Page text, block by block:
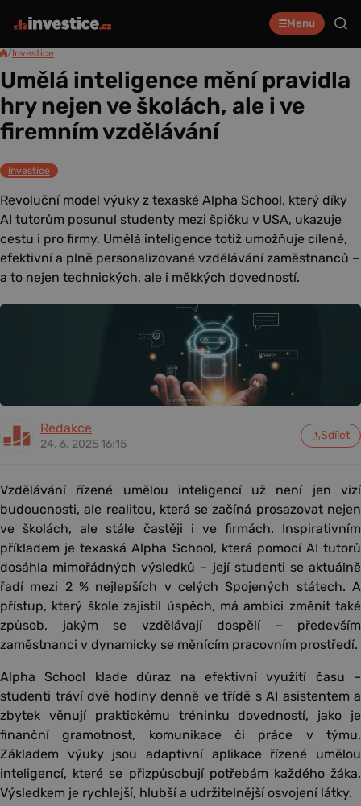
Menu
/Investice
Umělá inteligence mění pravidla
hry nejen ve školách, ale i ve
firemním vzdělávání
Investice
Revoluční model výuky z texaské Alpha School, který díky
AI tutorům posunul studenty mezi špičku v USA, ukazuje
cestu i pro firmy. Umělá inteligence totiž umožňuje cílené,
efektivní a plně personalizované vzdělávání zaměstnanců –
a to nejen technických, ale i měkkých dovedností.
Redakce
24. 6. 2025 16:15
Sdílet
Vzdělávání řízené umělou inteligencí už není jen vizí
budoucnosti, ale realitou, která se začíná prosazovat nejen
ve školách, ale stále častěji i ve firmách. Inspirativním
příkladem je texaská Alpha School, která pomocí AI tutorů
dosáhla mimořádných výsledků – její studenti se aktuálně
řadí mezi 2 % nejlepších v celých Spojených státech. A
přístup, který škole zajistil úspěch, má ambici změnit také
způsob, jakým se vzdělávají dospělí – především
zaměstnanci v dynamicky se měnícím pracovním prostředí.
Alpha School klade důraz na efektivní využití času –
studenti tráví dvě hodiny denně ve třídě s AI asistentem a
zbytek věnují praktickému tréninku dovedností, jako je
finanční gramotnost, komunikace či práce v týmu.
Základem výuky jsou adaptivní aplikace řízené umělou
inteligencí, které se přizpůsobují potřebám každého žáka.
Výsledkem je rychlejší, hlubší a udržitelnější osvojení látky.